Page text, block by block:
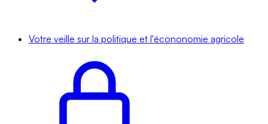
Votre veille sur la politique et l'écononomie agricole